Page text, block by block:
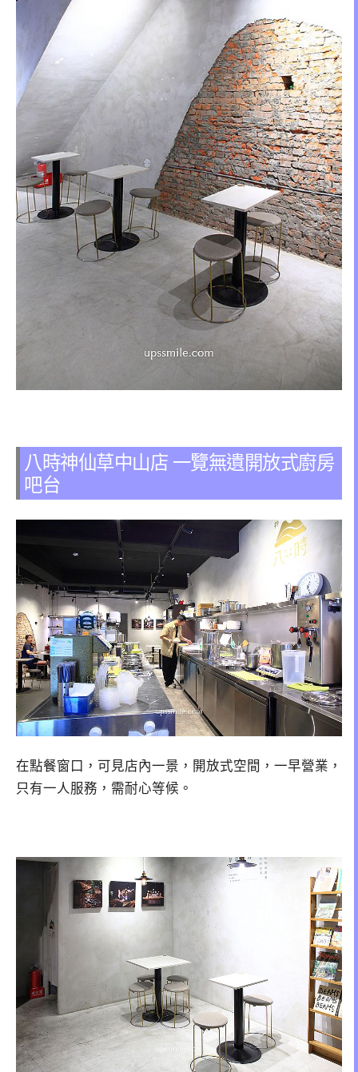
八時神仙草中山店 一覽無遺開放式廚房
吧台
在點餐窗口，可見店內一景，開放式空間，一早營業，
只有一人服務，需耐心等候。